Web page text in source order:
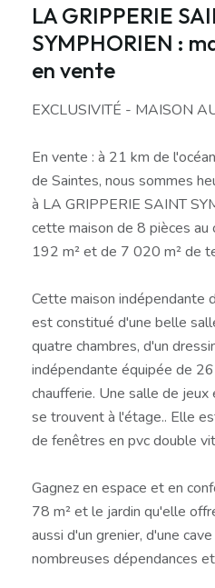
LA GRIPPERIE
SYMPHORIEN :
en vente
EXCLUSIVITÉ - MAISON
En vente : à 21 km de
de Saintes, nous sommes
à LA GRIPPERIE SAINT
cette maison de 8 pièces au
192 m² et de 7 020 m² de
Cette maison indépendante
est constitué d'une belle
quatre chambres, d'un
indépendante équipée de
chaufferie. Une salle de
se trouvent à l'étage.. Elle
de fenêtres en pvc double
Gagnez en espace et en
78 m² et le jardin qu'elle
aussi d'un grenier, d'une
nombreuses dépendances